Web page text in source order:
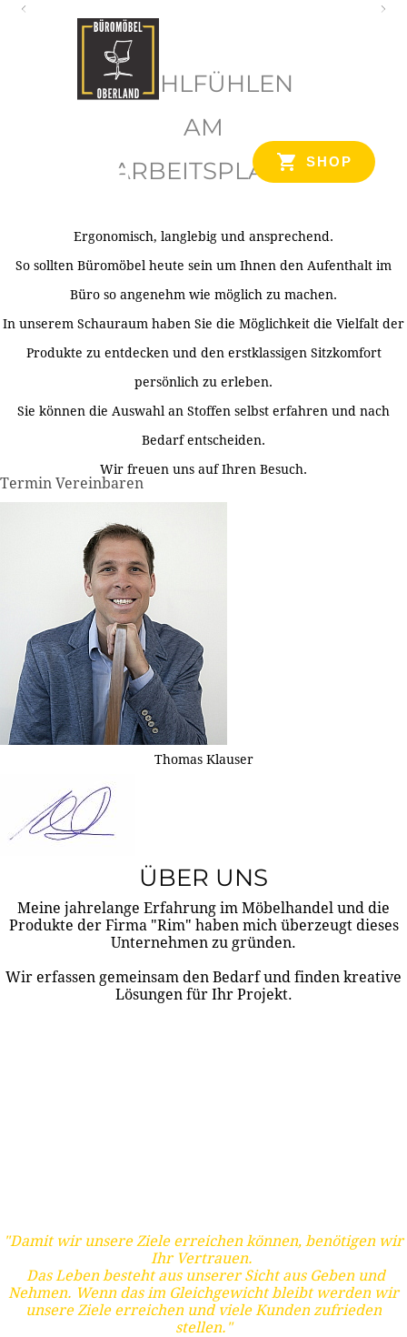
SHOP
WOHLFÜHLEN
AM
ARBEITSPLATZ
Ergonomisch, langlebig und ansprechend.
So sollten Büromöbel heute sein um Ihnen den Aufenthalt im
Büro so angenehm wie möglich zu machen.
In unserem Schauraum haben Sie die Möglichkeit die Vielfalt der
Produkte zu entdecken und den erstklassigen Sitzkomfort
persönlich zu erleben.
Sie können die Auswahl an Stoffen selbst erfahren und nach
Bedarf entscheiden.
Wir freuen uns auf Ihren Besuch.
Termin Vereinbaren
Thomas Klauser
ÜBER UNS
Meine jahrelange Erfahrung im Möbelhandel und die
Produkte der Firma "Rim" haben mich überzeugt dieses
Unternehmen zu gründen.
Wir erfassen gemeinsam den Bedarf und finden kreative
Lösungen für Ihr Projekt.
"Damit wir unsere Ziele erreichen können, benötigen wir
Ihr Vertrauen.
Das Leben besteht aus unserer Sicht aus Geben und
Nehmen. Wenn das im Gleichgewicht bleibt werden wir
unsere Ziele erreichen und viele Kunden zufrieden
stellen."